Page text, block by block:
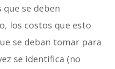
se deben
los costos que esto
se deban tomar para
se identifica (no